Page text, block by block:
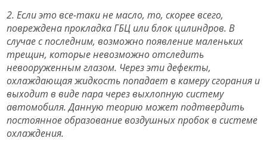
2. Если это все-таки не масло, то, скорее всего,
повреждена прокладка ГБЦ или блок цилиндров. В
случае с последним, возможно появление маленьких
трещин, которые невозможно отследить
невооруженным глазом. Через эти дефекты,
охлаждающая жидкость попадает в камеру сгорания и
выходит в виде пара через выхлопную систему
автомобиля. Данную теорию может подтвердить
постоянное образование воздушных пробок в системе
охлаждения.